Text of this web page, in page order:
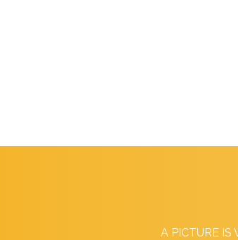
A PICTURE